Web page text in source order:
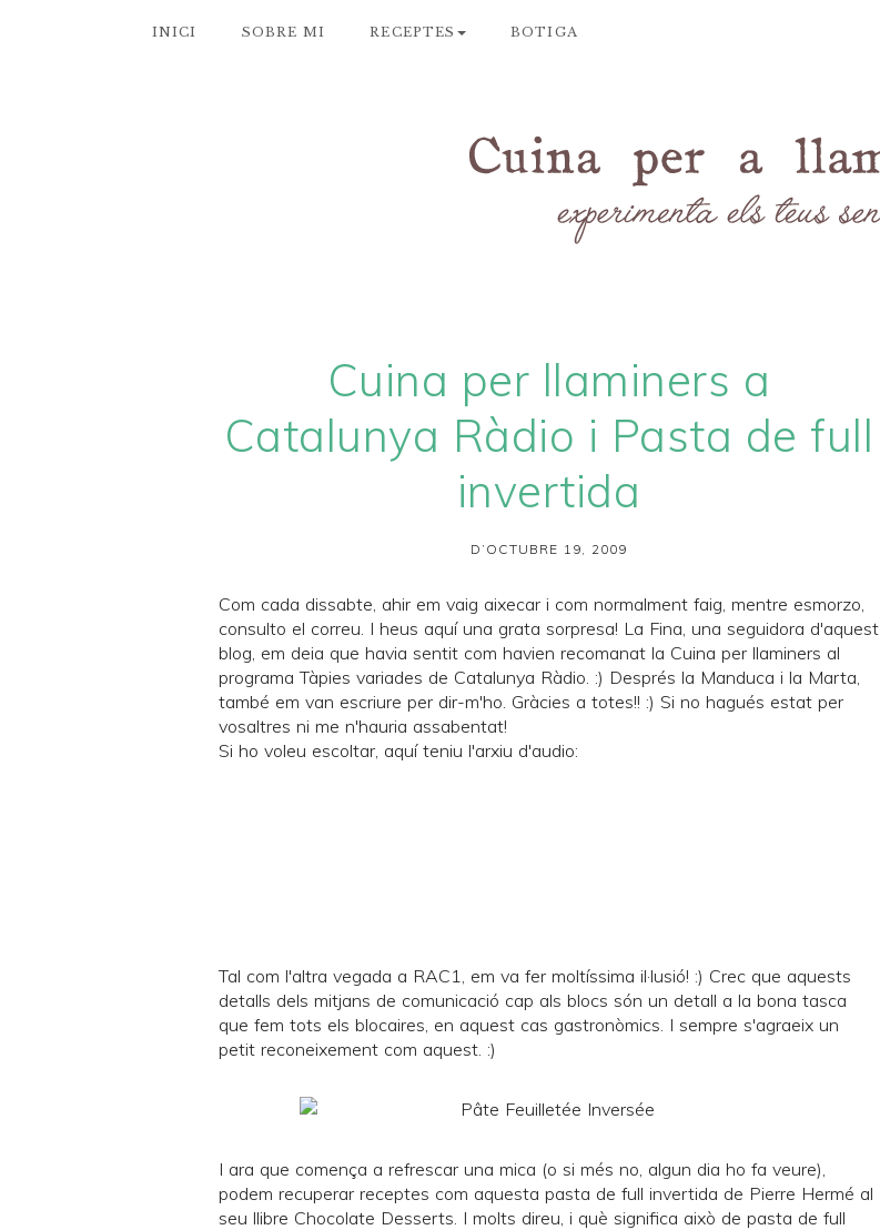
INICI SOBRE MI RECEPTES BOTIGA
Cuina per llaminers a
Catalunya Ràdio i Pasta de full
invertida
D’OCTUBRE 19, 2009
Com cada dissabte, ahir em vaig aixecar i com normalment faig, mentre esmorzo,
consulto el correu. I heus aquí una grata sorpresa! La Fina, una seguidora d'aquest
blog, em deia que havia sentit com havien recomanat la Cuina per llaminers al
programaTàpies variades de Catalunya Ràdio. :) Després la Manduca i la Marta,
també em van escriure per dir-m'ho. Gràcies a totes!! :) Si no hagués estat per
vosaltres ni me n'hauria assabentat!
Si ho voleu escoltar, aquí teniu l'arxiu d'audio:
Tal com l'altra vegada a RAC1, em va fer moltíssima il·lusió! :) Crec que aquests
detalls dels mitjans de comunicació cap als blocs són un detall a la bona tasca
que fem tots els blocaires, en aquest cas gastronòmics. I sempre s'agraeix un
petit reconeixement com aquest. :)
I ara que comença a refrescar una mica (o si més no, algun dia ho fa veure),
podem recuperar receptes com aquesta pasta de full invertida de Pierre Hermé al
seu llibre Chocolate Desserts. I molts direu, i què significa això de pasta de full